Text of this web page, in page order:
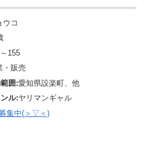
ウコ
155
・販売
囲:愛知県設楽町、他
ル:ヤリマンギャル
集中(＞▽＜)